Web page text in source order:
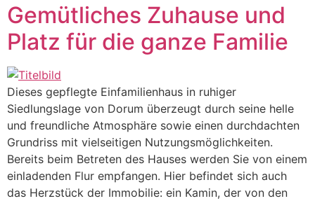
Gemütliches Zuhause und
Platz für die ganze Familie
Dieses gepflegte Einfamilienhaus in ruhiger
Siedlungslage von Dorum überzeugt durch seine helle
und freundliche Atmosphäre sowie einen durchdachten
Grundriss mit vielseitigen Nutzungsmöglichkeiten.
Bereits beim Betreten des Hauses werden Sie von einem
einladenden Flur empfangen. Hier befindet sich auch
das Herzstück der Immobilie: ein Kamin, der von den